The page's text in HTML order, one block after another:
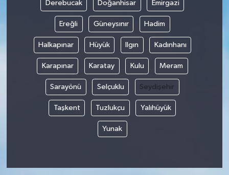
Derebucak Doğanhisar Emirgazi
Ereğli Güneysınır Hadim
Halkapınar Hüyük Ilgın Kadınhanı
Karapınar Karatay Kulu Meram
Sarayönü Selçuklu Seydişehir
Taşkent Tuzlukçu Yalıhüyük
Yunak